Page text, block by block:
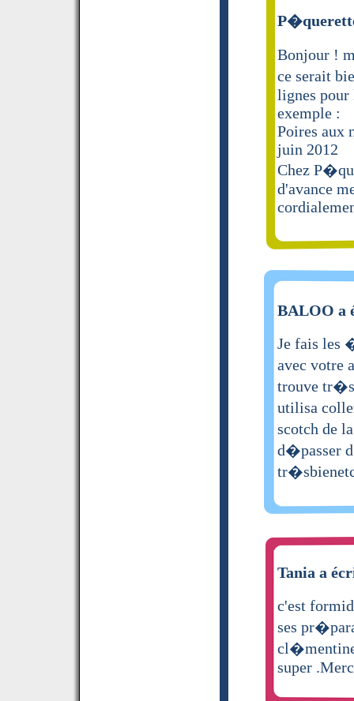
Bonjour !
ce serait
lignes pour
exemple :
Poires aux
juin 2012
Chez
d'avance
BALOO a
Je fais les
avec votre
trouve tr�s
utilisa
scotch de
d�passer
Tania a
c'est
ses
super